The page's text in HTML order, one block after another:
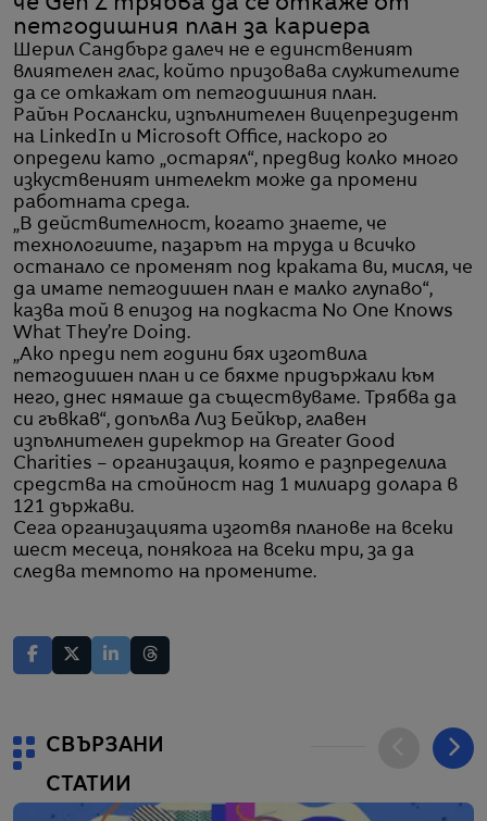
петгодишния план за кариера
Шерил Сандбърг далеч не е единственият
влиятелен глас, който призовава служителите
да се откажат от петгодишния план.
Райън Рослански, изпълнителен вицепрезидент
на LinkedIn и Microsoft Office, наскоро го
определи като „остарял“, предвид колко много
изкуственият интелект може да промени
работната среда.
„В действителност, когато знаете, че
технологиите, пазарът на труда и всичко
останало се променят под краката ви, мисля, че
да имате петгодишен план е малко глупаво“,
казва той в епизод на подкаста No One Knows
What They’re Doing.
„Ако преди пет години бях изготвила
петгодишен план и се бяхме придържали към
него, днес нямаше да съществуваме. Трябва да
си гъвкав“, допълва Лиз Бейкър, главен
изпълнителен директор на Greater Good
Charities – организация, която е разпределила
средства на стойност над 1 милиард долара в
121 държави.
Сега организацията изготвя планове на всеки
шест месеца, понякога на всеки три, за да
следва темпото на промените.
СВЪРЗАНИ
СТАТИИ